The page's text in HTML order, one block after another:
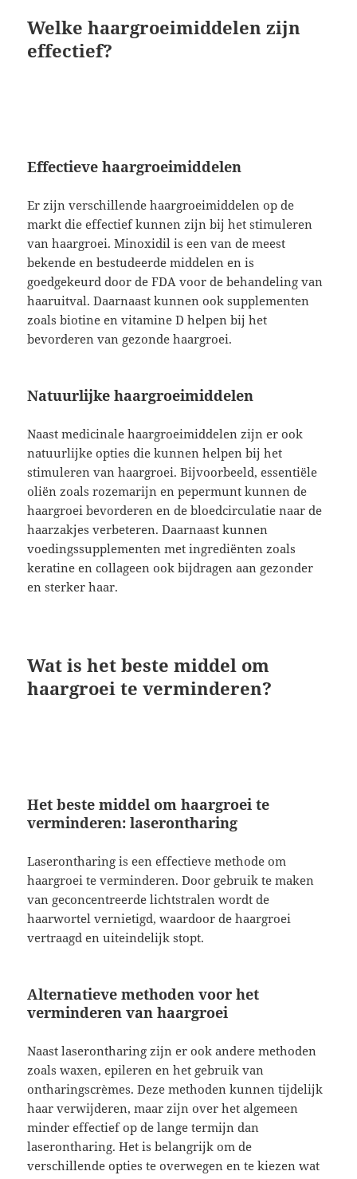
Welke haargroeimiddelen zijn
effectief?
Effectieve haargroeimiddelen
Er zijn verschillende haargroeimiddelen op de
markt die effectief kunnen zijn bij het stimuleren
van haargroei. Minoxidil is een van de meest
bekende en bestudeerde middelen en is
goedgekeurd door de FDA voor de behandeling van
haaruitval. Daarnaast kunnen ook supplementen
zoals biotine en vitamine D helpen bij het
bevorderen van gezonde haargroei.
Natuurlijke haargroeimiddelen
Naast medicinale haargroeimiddelen zijn er ook
natuurlijke opties die kunnen helpen bij het
stimuleren van haargroei. Bijvoorbeeld, essentiële
oliën zoals rozemarijn en pepermunt kunnen de
haargroei bevorderen en de bloedcirculatie naar de
haarzakjes verbeteren. Daarnaast kunnen
voedingssupplementen met ingrediënten zoals
keratine en collageen ook bijdragen aan gezonder
en sterker haar.
Wat is het beste middel om
haargroei te verminderen?
Het beste middel om haargroei te
verminderen: laserontharing
Laserontharing is een effectieve methode om
haargroei te verminderen. Door gebruik te maken
van geconcentreerde lichtstralen wordt de
haarwortel vernietigd, waardoor de haargroei
vertraagd en uiteindelijk stopt.
Alternatieve methoden voor het
verminderen van haargroei
Naast laserontharing zijn er ook andere methoden
zoals waxen, epileren en het gebruik van
ontharingscrèmes. Deze methoden kunnen tijdelijk
haar verwijderen, maar zijn over het algemeen
minder effectief op de lange termijn dan
laserontharing. Het is belangrijk om de
verschillende opties te overwegen en te kiezen wat